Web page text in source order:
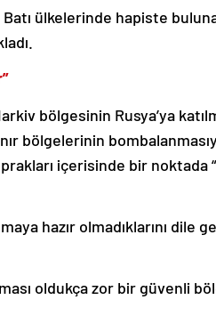
ülkelerinde hapiste
bölgesinin Rusya’ya
bölgelerinin
içerisinde bir noktada
hazır olmadıklarını dile
oldukça zor bir güvenli